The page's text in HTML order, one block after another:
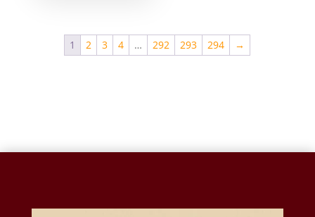
1 2 3 4 … 292 293 294 →